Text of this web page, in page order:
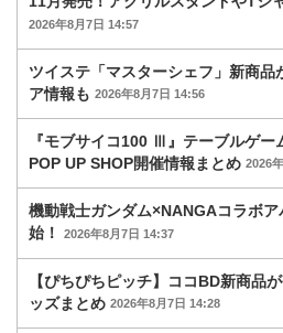
2026年8月7日 14:57
ツイステ「マスターシェフ」新商品
ア情報も 2026年8月7日 14:56
『モブサイコ100 Ⅲ』テーブルゲー
POP UP SHOP開催情報まとめ 2026
機動戦士ガンダム×NANGAコラボア
始！
2026年8月7日 14:37
【ぴちぴちピッチ】ココBD新商品
ッズまとめ 2026年8月7日 14:28